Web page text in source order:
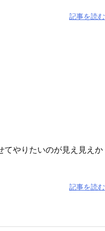
記事を読む
てやりたいのが見え見えか
記事を読む